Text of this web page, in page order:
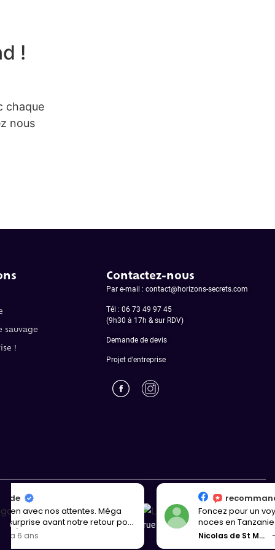
!
chaque
nous
sauvage
!
Contactez-nous
Par e-mail : contact@horizons-secrets.com
Tél :06 73 49 97 45
(9h30 à 17h & sur RDV)
Demande de devis
Projet d’entreprise
Copyright © Horizons Secrets – 25 rue Leconte de Lisle 75016 Paris
Foncez pour un voyage surprise, notre voyage de
noces en Tanzanie était fabuleux, les surprises
toujours bien trouvées en fonction de nos critères.
Diane s’est toujours adaptée à nos besoins,